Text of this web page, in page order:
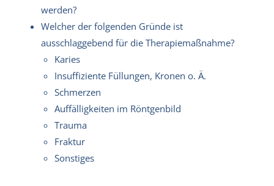
werden?
Welcher der folgenden Gründe ist
ausschlaggebend für die Therapiemaßnahme?
Karies
Insuffiziente Füllungen, Kronen o. Ä.
Schmerzen
Auffälligkeiten im Röntgenbild
Trauma
Fraktur
Sonstiges